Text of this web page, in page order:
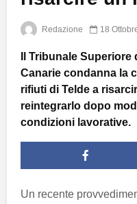
Redazione 18
Il Tribunale
Canarie condanna la
rifiuti di Telde a
reintegrarlo dopo
condizioni lavorative.
Un recente